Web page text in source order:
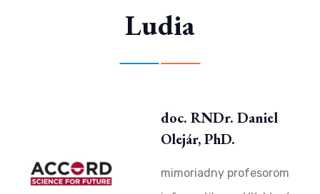
Ludia
doc. RNDr. Daniel
Olejár, PhD.
mimoriadny profesorom